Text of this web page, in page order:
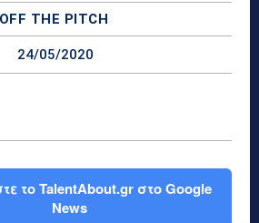
OFF THE PITCH
24/05/2020
το TalentAbout.gr στο Google
News